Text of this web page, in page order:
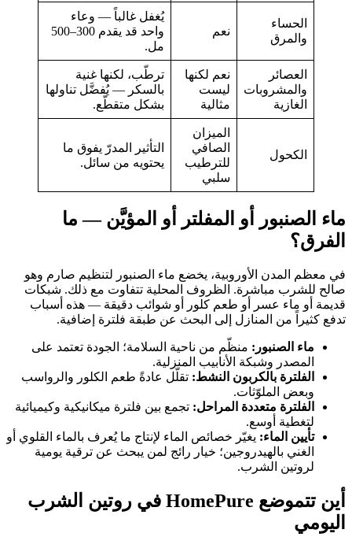
الحساء
والمرق
نعم
يُغفل غالباً — وعاء
واحد قد يقدم 300–500
مل.
العصائر
والمشروبات
الغازية
نعم لكنها
ليست
مثالية
ترطّب، لكنها غنية
بالسكر — يُفضَّل تناولها
بشكل متقطّع.
الكحول
الميزان
الصافي
للترطيب
سلبي
التأثير المدرّ يفوق ما
يحتويه من سائل.
ماء الصنبور أو المفلتر أو المؤيَّن — ما
الفرق؟
في معظم المدن الأوروبية، يخضع ماء الصنبور لتنظيم صارم وهو
صالح للشرب مباشرة. الظروف المحلية تتفاوت مع ذلك. شبكات
قديمة أو ماء عسر أو طعم كلور أو شوائب دقيقة — هذه أسباب
تدفع كثيراً من المنازل إلى البحث عن طبقة فلترة إضافية.
ماء الصنبور: منظّم من ناحية السلامة؛ الجودة تعتمد على
المصدر وشبكة الأنابيب المنزلية.
الفلترة بالكربون النشط: تقلّل عادةً طعم الكلور والرواسب
وبعض الملوّثات.
الفلترة متعددة المراحل: تجمع بين فلترة ميكانيكية وكيميائية
لتغطية أوسع.
تأيين الماء: يغيّر خصائص الماء لإنتاج ما يُعرف بالماء القلوي أو
الغني بالهيدروجين؛ خيار رائج لمن يبحث عن ترقية يومية
لروتين الشرب.
أين تتموضع HomePure في روتين الشرب
اليومي